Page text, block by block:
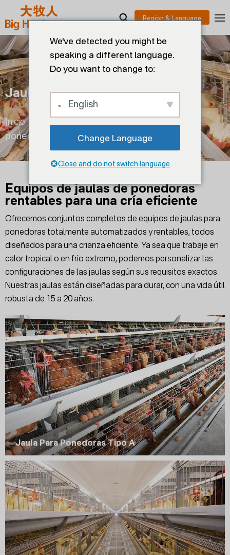
Jaula Para Ponedoras
Inicio Producción de huevos >
Jaula para
ponedoras
Equipos de jaulas de ponedoras
rentables para una cría eficiente
Ofrecemos conjuntos completos de equipos de jaulas para
ponedoras totalmente automatizados y rentables, todos
diseñados para una crianza eficiente. Ya sea que trabaje en
calor tropical o en frío extremo, podemos personalizar las
configuraciones de las jaulas según sus requisitos exactos.
Nuestras jaulas están diseñadas para durar, con una vida útil
robusta de 15 a 20 años.
Jaula Para Ponedoras Tipo A
We've detected you might be
speaking a different language.
Do you want to change to:
English
Change Language
Close and do not switch language